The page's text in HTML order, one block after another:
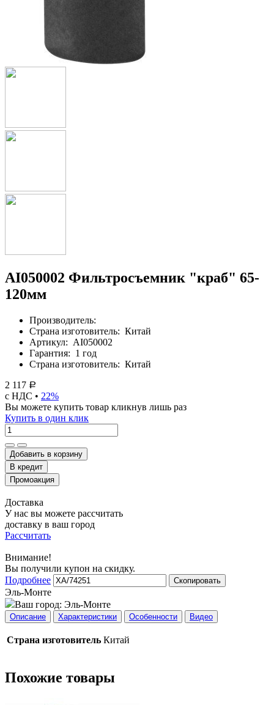
AI050002 Фильтросъемник "краб" 65-
120мм
Производитель:
Страна изготовитель: Китай
Артикул: AI050002
Гарантия: 1 год
Страна изготовитель: Китай
2 117 Р
с НДС • 22%
Вы можете купить товар кликнув лишь раз
Купить в один клик
Добавить в корзину
Доставка
У нас вы можете рассчитать
доставку в ваш город
Рассчитать
Внимание!
Вы получили купон на скидку.
Подробнее
Скопировать
Эль-Монте
Ваш город: Эль-Монте
Описание Характеристики Особенности Видео
Страна изготовитель Китай
Похожие товары